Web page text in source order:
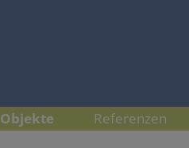
Objekte Referenzen